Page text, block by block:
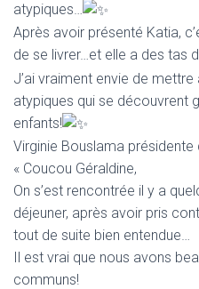
atypiques…
Après avoir présenté Katia,
de se livrer…et elle a des tas
J’ai vraiment envie de
atypiques qui se découvrent
enfants!
Virginie Bouslama présidente
« Coucou Géraldine,
On s’est rencontrée il y a
déjeuner, après avoir pris
tout de suite bien entendue…
Il est vrai que nous avons
communs!